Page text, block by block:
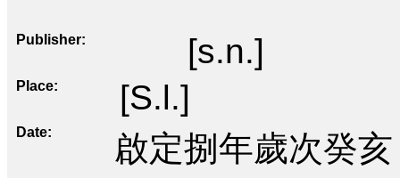
Publisher [s.n.]
Place [S.l.]
Date 啟定捌年歲次癸亥